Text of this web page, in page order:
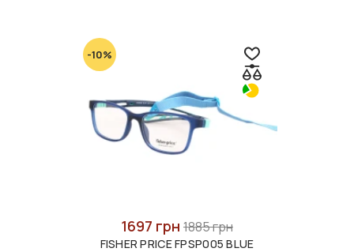
-10%
1697 грн 1885 грн
FISHER PRICE FPSP005 BLUE